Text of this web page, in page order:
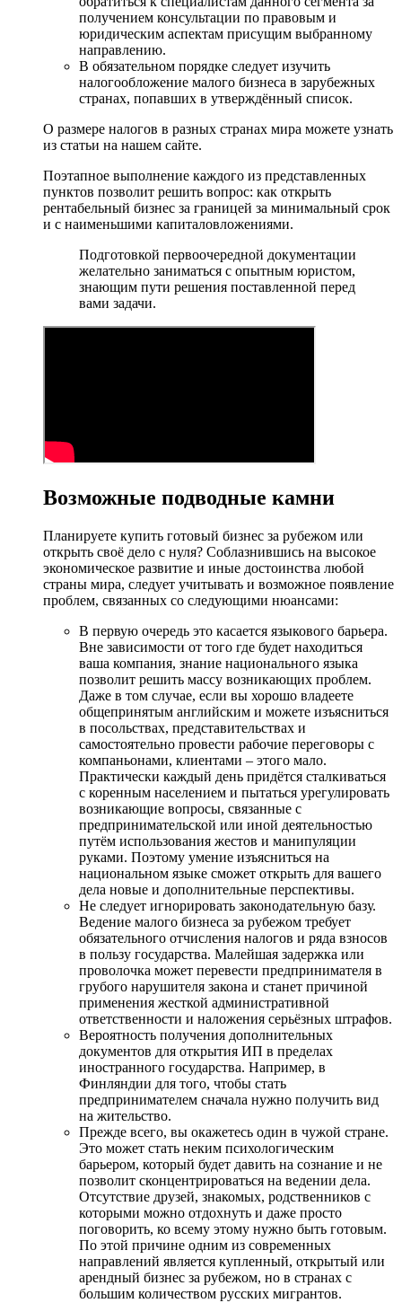
получением консультации по правовым и
юридическим аспектам присущим выбранному
направлению.
В обязательном порядке следует изучить
налогообложение малого бизнеса в зарубежных
странах, попавших в утверждённый список.
О размере налогов в разных странах мира можете узнать
из статьи на нашем сайте.
Поэтапное выполнение каждого из представленных
пунктов позволит решить вопрос: как открыть
рентабельный бизнес за границей за минимальный срок
и с наименьшими капиталовложениями.
Подготовкой первоочередной документации
желательно заниматься с опытным юристом,
знающим пути решения поставленной перед
вами задачи.
Возможные подводные камни
Планируете купить готовый бизнес за рубежом или
открыть своё дело с нуля? Соблазнившись на высокое
экономическое развитие и иные достоинства любой
страны мира, следует учитывать и возможное появление
проблем, связанных со следующими нюансами:
В первую очередь это касается языкового барьера.
Вне зависимости от того где будет находиться
ваша компания, знание национального языка
позволит решить массу возникающих проблем.
Даже в том случае, если вы хорошо владеете
общепринятым английским и можете изъясниться
в посольствах, представительствах и
самостоятельно провести рабочие переговоры с
компаньонами, клиентами – этого мало.
Практически каждый день придётся сталкиваться
с коренным населением и пытаться урегулировать
возникающие вопросы, связанные с
предпринимательской или иной деятельностью
путём использования жестов и манипуляции
руками. Поэтому умение изъясниться на
национальном языке сможет открыть для вашего
дела новые и дополнительные перспективы.
Не следует игнорировать законодательную базу.
Ведение малого бизнеса за рубежом требует
обязательного отчисления налогов и ряда взносов
в пользу государства. Малейшая задержка или
проволочка может перевести предпринимателя в
грубого нарушителя закона и станет причиной
применения жесткой административной
ответственности и наложения серьёзных штрафов.
Вероятность получения дополнительных
документов для открытия ИП в пределах
иностранного государства. Например, в
Финляндии для того, чтобы стать
предпринимателем сначала нужно получить вид
на жительство.
Прежде всего, вы окажетесь один в чужой стране.
Это может стать неким психологическим
барьером, который будет давить на сознание и не
позволит сконцентрироваться на ведении дела.
Отсутствие друзей, знакомых, родственников с
которыми можно отдохнуть и даже просто
поговорить, ко всему этому нужно быть готовым.
По этой причине одним из современных
направлений является купленный, открытый или
арендный бизнес за рубежом, но в странах с
большим количеством русских мигрантов.